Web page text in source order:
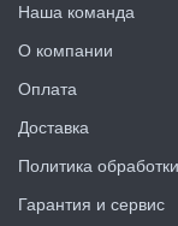
Наша команда
О компании
Оплата
Доставка
Политика
Гарантия и сервис